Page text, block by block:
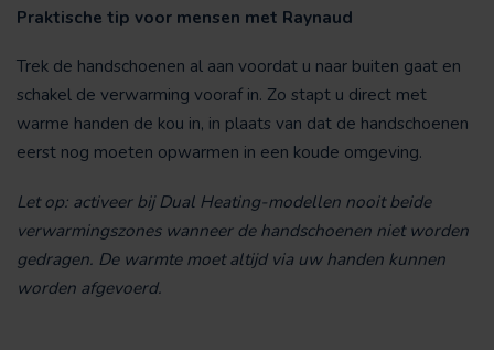
Praktische tip voor mensen met Raynaud
Trek de handschoenen al aan voordat u naar buiten gaat en
schakel de verwarming vooraf in. Zo stapt u direct met
warme handen de kou in, in plaats van dat de handschoenen
eerst nog moeten opwarmen in een koude omgeving.
Let op: activeer bij Dual Heating-modellen nooit beide
verwarmingszones wanneer de handschoenen niet worden
gedragen. De warmte moet altijd via uw handen kunnen
worden afgevoerd.